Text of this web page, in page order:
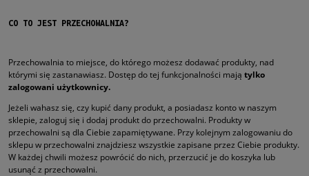
CO TO JEST PRZECHOWALNIA?
Przechowalnia to miejsce, do którego możesz dodawać produkty, nad
którymi się zastanawiasz. Dostęp do tej funkcjonalności mają tylko
zalogowani użytkownicy.
Jeżeli wahasz się, czy kupić dany produkt, a posiadasz konto w naszym
sklepie, zaloguj się i dodaj produkt do przechowalni. Produkty w
przechowalni są dla Ciebie zapamiętywane. Przy kolejnym zalogowaniu do
sklepu w przechowalni znajdziesz wszystkie zapisane przez Ciebie produkty.
W każdej chwili możesz powrócić do nich, przerzucić je do koszyka lub
usunąć z przechowalni.